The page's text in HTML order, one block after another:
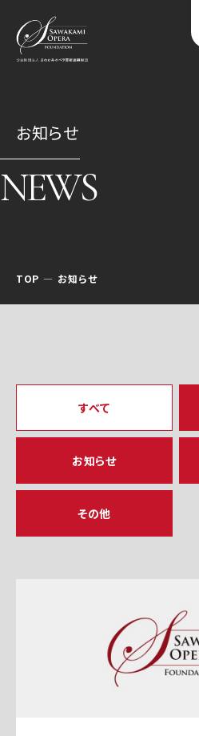
お知らせ
NEWS
TOP お知らせ
すべて
お知らせ
その他